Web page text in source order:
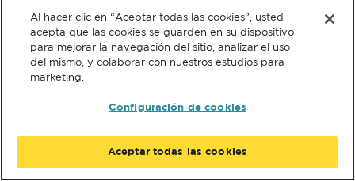
Al hacer clic en “Aceptar todas las cookies”, usted
acepta que las cookies se guarden en su dispositivo
para mejorar la navegación del sitio, analizar el uso
del mismo, y colaborar con nuestros estudios para
marketing.
Configuración de cookies
Aceptar todas las cookies